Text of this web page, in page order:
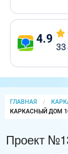
4.9
33
ГЛАВНАЯ
CURRENT:
КАРКАСНЫЙ ДОМ
Проект